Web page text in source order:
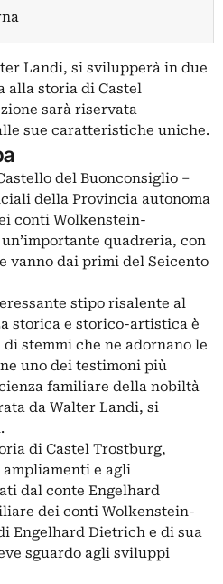
Landi, si svilupperà in due
alla storia di Castel
sarà riservata
sue caratteristiche uniche.
del Buonconsiglio –
della Provincia autonoma
conti Wolkenstein-
quadreria, con
vanno dai primi del Seicento
stipo risalente al
storica e storico-artistica è
stemmi che ne adornano le
uno dei testimoni più
familiare della nobiltà
da Walter Landi, si
di Castel Trostburg,
e agli
dal conte Engelhard
dei conti Wolkenstein-
Engelhard Dietrich e di sua
sguardo agli sviluppi